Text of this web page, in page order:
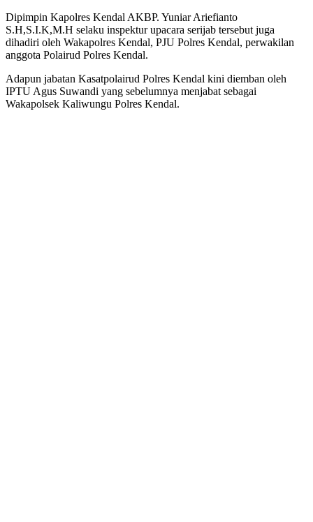
Dipimpin Kapolres Kendal AKBP. Yuniar Ariefianto
S.H,S.I.K,M.H selaku inspektur upacara serijab tersebut juga
dihadiri oleh Wakapolres Kendal, PJU Polres Kendal, perwakilan
anggota Polairud Polres Kendal.
Adapun jabatan Kasatpolairud Polres Kendal kini diemban oleh
IPTU Agus Suwandi yang sebelumnya menjabat sebagai
Wakapolsek Kaliwungu Polres Kendal.